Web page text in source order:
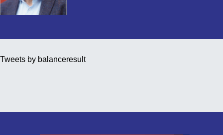
Tweets by balanceresult